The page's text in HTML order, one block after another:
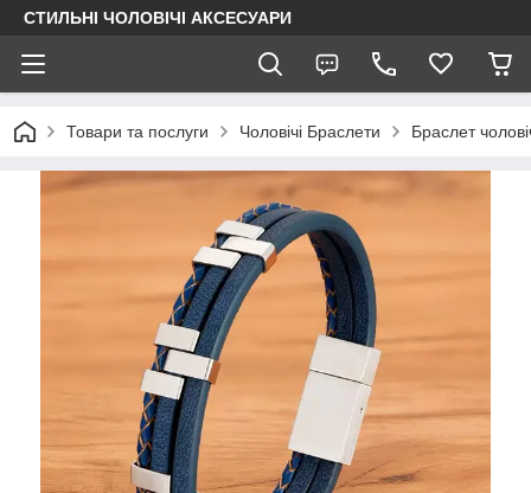
СТИЛЬНІ ЧОЛОВІЧІ АКСЕСУАРИ
Товари та послуги Чоловічі Браслети Браслет